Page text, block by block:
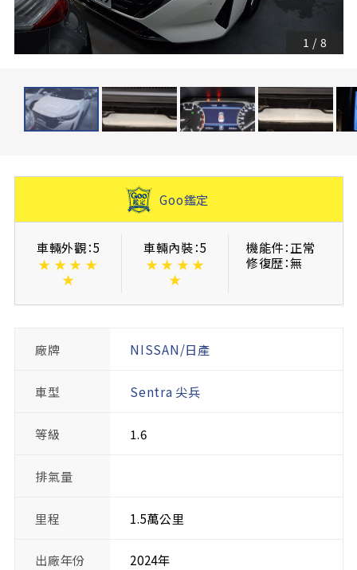
1 / 8
Goo鑑定
車輛外觀：5
★ ★ ★ ★
★
車輛內裝：5
★ ★ ★ ★
★
機能件：正常
修復歴：無
廠牌 NISSAN/日產
車型 Sentra 尖兵
等級 1.6
排氣量
里程 1.5萬公里
出廠年份 2024年